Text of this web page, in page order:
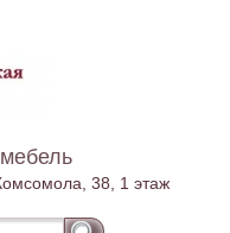
38, 1 этаж